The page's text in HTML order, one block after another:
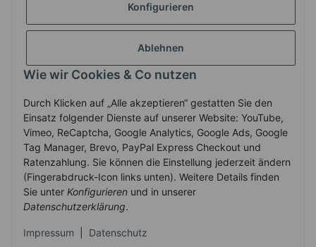
Konfigurieren
Ablehnen
Wie wir Cookies & Co nutzen
Durch Klicken auf „Alle akzeptieren“ gestatten Sie den
Einsatz folgender Dienste auf unserer Website: YouTube,
Vimeo, ReCaptcha, Google Analytics, Google Ads, Google
Tag Manager, Brevo, PayPal Express Checkout und
Ratenzahlung. Sie können die Einstellung jederzeit ändern
(Fingerabdruck-Icon links unten). Weitere Details finden
Sie unter Konfigurieren und in unserer
Datenschutzerklärung.
Impressum Datenschutz
ZAHLUNG & VERSAND
Vertrag widerrufen
* Alle Preise inkl. gesetzlicher USt., zzgl.Versand
Service-Hotline +43-7758-30410
© 2010-2025 WECS.EU Besucherzähler: 2905998
JTL-Shop